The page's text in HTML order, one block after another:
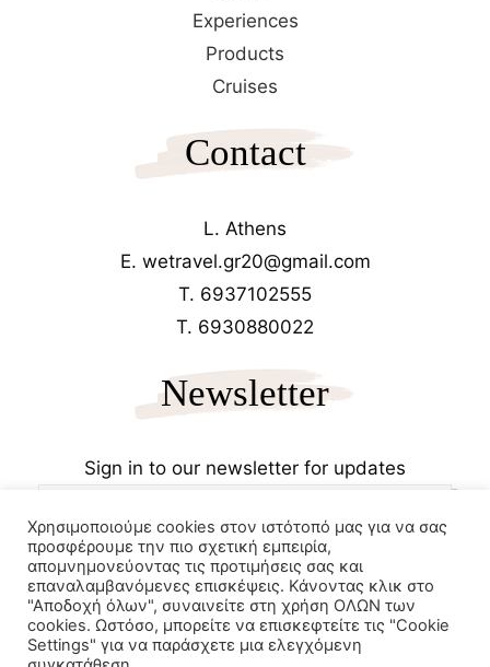
Experiences
Products
Cruises
Contact
L. Athens
E. wetravel.gr20@gmail.com
T. 6937102555
T. 6930880022
Newsletter
Sign in to our newsletter for updates
Copyrights 2025Wetravel.gr
Χρησιμοποιούμε cookies στον ιστότοπό μας για να σας
προσφέρουμε την πιο σχετική εμπειρία,
απομνημονεύοντας τις προτιμήσεις σας και
επαναλαμβανόμενες επισκέψεις. Κάνοντας κλικ στο
"Αποδοχή όλων", συναινείτε στη χρήση ΟΛΩΝ των
cookies. Ωστόσο, μπορείτε να επισκεφτείτε τις "Cookie
Settings" για να παράσχετε μια ελεγχόμενη